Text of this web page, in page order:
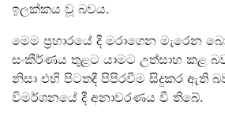
ඉලක්කය වූ බවය.
මෙම ප්‍රහාරයේ දී මරාගෙන මැරෙන
සංකීර්ණය තුළට යාමට උත්සාහ කළ
නිසා එහි පිටතදී පිපිරවීම සිදුකර ඇති
විමර්ශනයේ දී අනාවරණය වී තිබේ.